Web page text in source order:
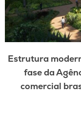
Estrutura
fase da
comercial